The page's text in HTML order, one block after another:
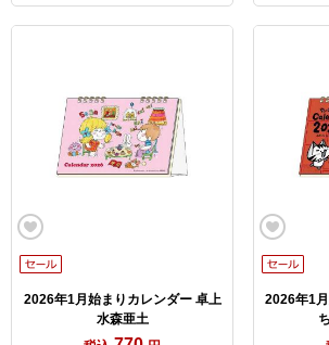
2026年1月始まりカレンダー 卓上
水森亜土
2026年1